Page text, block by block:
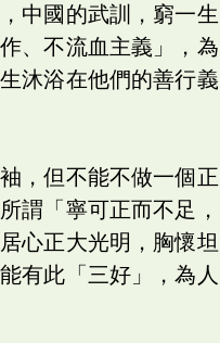
中國的武訓，窮一生
、不流血主義」，為
沐浴在他們的善行義
，但不能不做一個正
謂「寧可正而不足，
心正大光明，胸懷坦
有此「三好」，為人